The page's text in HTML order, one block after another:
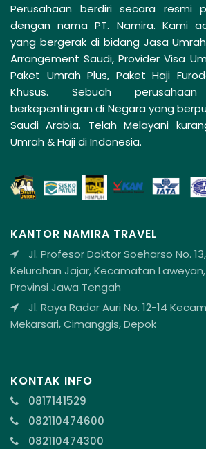
Perusahaan berdiri secara resmi
dengan nama PT. Namira. Kami
yang bergerak di bidang Jasa
Arrangement Saudi, Provider Visa
Paket Umrah Plus, Paket Haji
Khusus. Sebuah
berkepentingan di Negara yang
Saudi Arabia. Telah Melayani
Umrah & Haji di Indonesia.
KANTOR NAMIRA TRAVEL
Jl. Profesor Doktor Soeharso No. 13,
Kelurahan Jajar, Kecamatan
Provinsi Jawa Tengah
Jl. Raya Radar Auri No. 12-14
Mekarsari, Cimanggis, Depok
KONTAK INFO
0817141529
082110474600
082110474300